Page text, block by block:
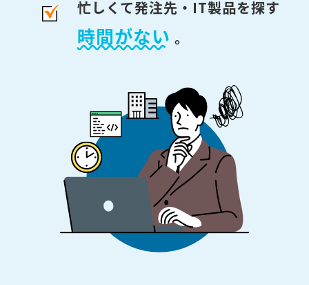
忙しくて発注先・IT製品を探す
時間がない 。